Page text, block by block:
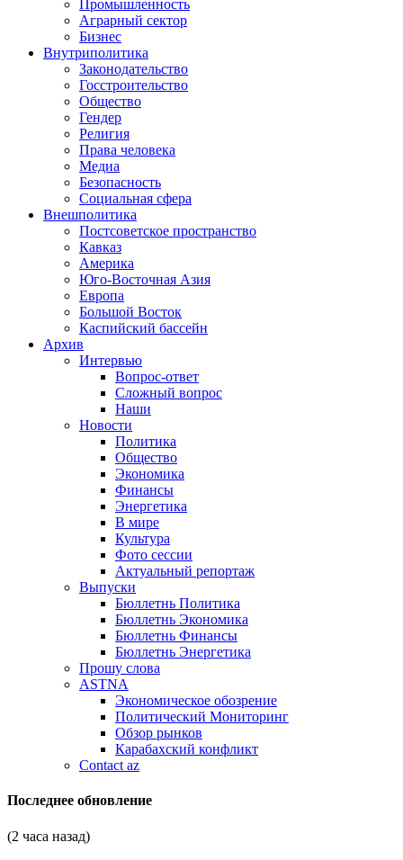
Промышленность
Аграрный сектор
Бизнес
Внутриполитика
Законодательство
Госстроительство
Общество
Гендер
Религия
Права человека
Медиа
Безопасность
Социальная сфера
Внешполитика
Постсоветское пространство
Кавказ
Америка
Юго-Восточная Азия
Европа
Большой Восток
Каспийский бассейн
Архив
Интервью
Вопрос-ответ
Сложный вопрос
Наши
Новости
Политика
Общество
Экономика
Финансы
Энергетика
В мире
Культура
Фото сессии
Актуальный репортаж
Выпуски
Бюллетнь Политика
Бюллетнь Экономика
Бюллетнь Финансы
Бюллетнь Энергетика
Прошу слова
ASTNA
Экономическое обозрение
Политический Мониторинг
Обзор рынков
Карабахский конфликт
Contact az
Последнее обновление
(2 часа назад)